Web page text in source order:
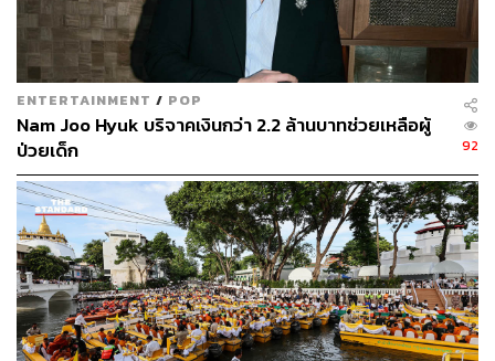
ENTERTAINMENT / POP
Nam Joo Hyuk บริจาคเงินกว่า 2.2 ล้านบาทช่วยเหลือผู้
ป่วยเด็ก
92